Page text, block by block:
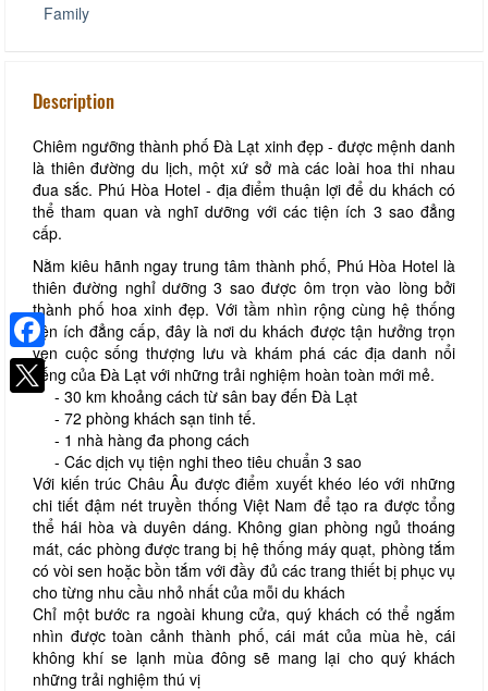
Family
Description
Chiêm ngưỡng thành phố Đà Lạt xinh đẹp - được mệnh danh
là thiên đường du lịch, một xứ sở mà các loài hoa thi nhau
đua sắc. Phú Hòa Hotel - địa điểm thuận lợi để du khách có
thể tham quan và nghĩ dưỡng với các tiện ích 3 sao đẳng
cấp.
Nằm kiêu hãnh ngay trung tâm thành phố, Phú Hòa Hotel là
thiên đường nghỉ dưỡng 3 sao được ôm trọn vào lòng bởi
thành phố hoa xinh đẹp. Với tầm nhìn rộng cùng hệ thống
tiện ích đẳng cấp, đây là nơi du khách được tận hưởng trọn
vẹn cuộc sống thượng lưu và khám phá các địa danh nổi
tiếng của Đà Lạt với những trải nghiệm hoàn toàn mới mẻ.
- 30 km khoảng cách từ sân bay đến Đà Lạt
- 72 phòng khách sạn tinh tế.
- 1 nhà hàng đa phong cách
- Các dịch vụ tiện nghi theo tiêu chuẩn 3 sao
Với kiến trúc Châu Âu được điểm xuyết khéo léo với những
chi tiết đậm nét truyền thống Việt Nam để tạo ra được tổng
thể hái hòa và duyên dáng. Không gian phòng ngủ thoáng
mát, các phòng được trang bị hệ thống máy quạt, phòng tắm
có vòi sen hoặc bồn tắm với đầy đủ các trang thiết bị phục vụ
cho từng nhu cầu nhỏ nhất của mỗi du khách
Chỉ một bước ra ngoài khung cửa, quý khách có thể ngắm
nhìn được toàn cảnh thành phố, cái mát của mùa hè, cái
không khí se lạnh mùa đông sẽ mang lại cho quý khách
những trải nghiệm thú vị
Facebook